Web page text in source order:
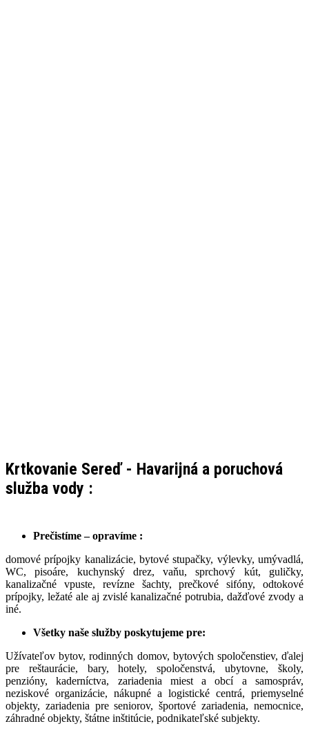
Krtkovanie Sereď - Havarijná a poruchová
služba vody :
Prečistíme – opravíme :
domové prípojky kanalizácie, bytové stupačky, výlevky, umývadlá,
WC, pisoáre, kuchynský drez, vaňu, sprchový kút, guličky,
kanalizačné vpuste, revízne šachty, prečkové sifóny, odtokové
prípojky, ležaté ale aj zvislé kanalizačné potrubia, dažďové zvody a
iné.
Všetky naše služby poskytujeme pre:
Užívateľov bytov, rodinných domov, bytových spoločenstiev, ďalej
pre reštaurácie, bary, hotely, spoločenstvá, ubytovne, školy,
penzióny, kaderníctva, zariadenia miest a obcí a samospráv,
neziskové organizácie, nákupné a logistické centrá, priemyselné
objekty, zariadenia pre seniorov, športové zariadenia, nemocnice,
záhradné objekty, štátne inštitúcie, podnikateľské subjekty.